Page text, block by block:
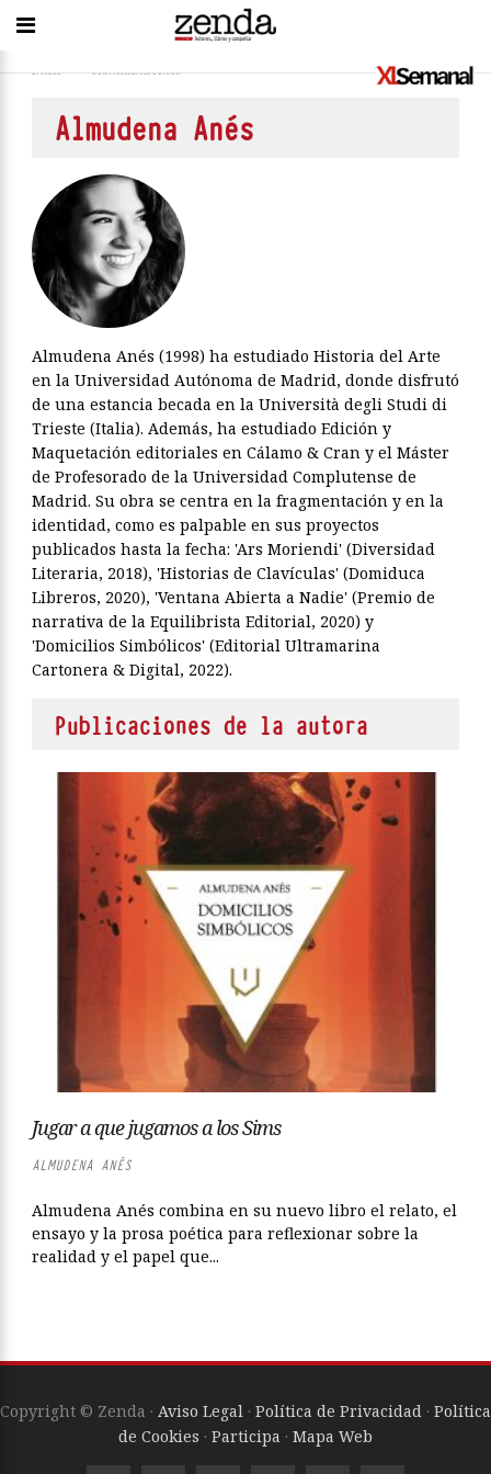
Inicio > Almudena Anés
Almudena Anés
Almudena Anés (1998) ha estudiado Historia del Arte
en la Universidad Autónoma de Madrid, donde disfrutó
de una estancia becada en la Università degli Studi di
Trieste (Italia). Además, ha estudiado Edición y
Maquetación editoriales en Cálamo & Cran y el Máster
de Profesorado de la Universidad Complutense de
Madrid. Su obra se centra en la fragmentación y en la
identidad, como es palpable en sus proyectos
publicados hasta la fecha: 'Ars Moriendi' (Diversidad
Literaria, 2018), 'Historias de Clavículas' (Domiduca
Libreros, 2020), 'Ventana Abierta a Nadie' (Premio de
narrativa de la Equilibrista Editorial, 2020) y
'Domicilios Simbólicos' (Editorial Ultramarina
Cartonera & Digital, 2022).
Publicaciones de la autora
Jugar a que jugamos a los Sims
ALMUDENA ANÉS
Almudena Anés combina en su nuevo libro el relato, el
ensayo y la prosa poética para reflexionar sobre la
realidad y el papel que...
Copyright © Zenda · Aviso Legal · Política de Privacidad · Política
de Cookies · Participa · Mapa Web